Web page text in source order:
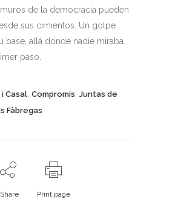
muros de la democracia pueden
sus cimientos. Un golpe
base, allá donde nadie miraba.
paso.
i Casal Compromís Juntas de
Fàbregas
Share Print page